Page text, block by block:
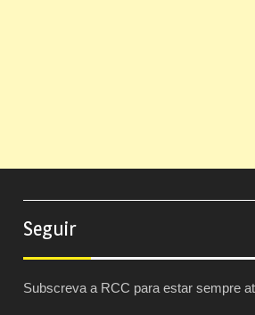
Seguir
Subscreva a RCC para estar sempre